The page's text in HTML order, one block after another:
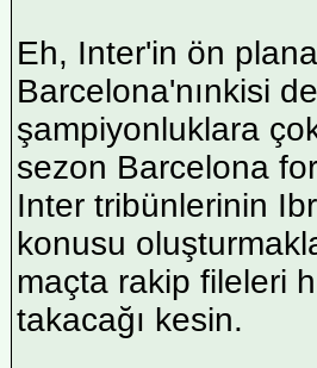
Eh, Inter'in ön
Barcelona'nınkisi
şampiyonluklara
sezon Barcelona
Inter tribünlerinin
konusu
maçta rakip fileleri
takacağı kesin.